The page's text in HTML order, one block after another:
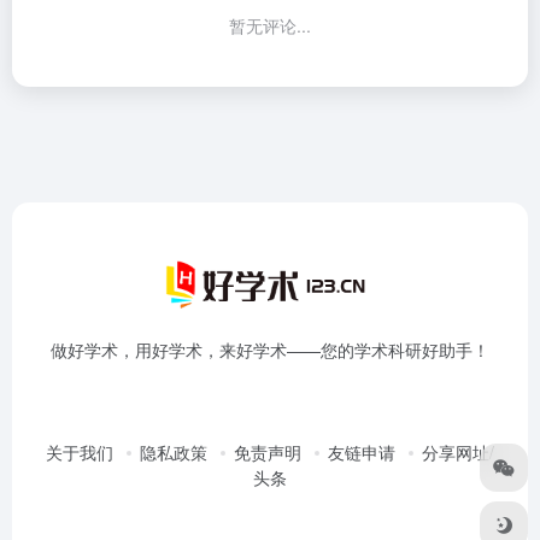
暂无评论...
做好学术，用好学术，来好学术——您的学术科研好助手！
关于我们 隐私政策 免责声明 友链申请
分享网址/
头条